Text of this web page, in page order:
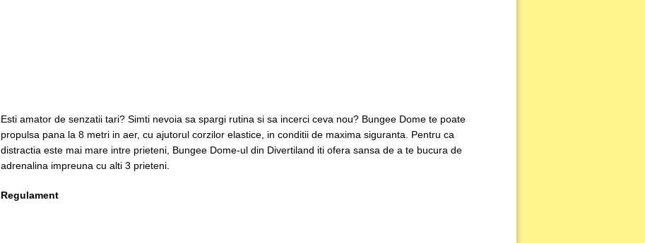
Esti amator de senzatii tari? Simti nevoia sa spargi rutina si sa incerci ceva nou? Bungee Dome te poate
propulsa pana la 8 metri in aer, cu ajutorul corzilor elastice, in conditii de maxima siguranta. Pentru ca
distractia este mai mare intre prieteni, Bungee Dome-ul din Divertiland iti ofera sansa de a te bucura de
adrenalina impreuna cu alti 3 prieteni.
Regulament